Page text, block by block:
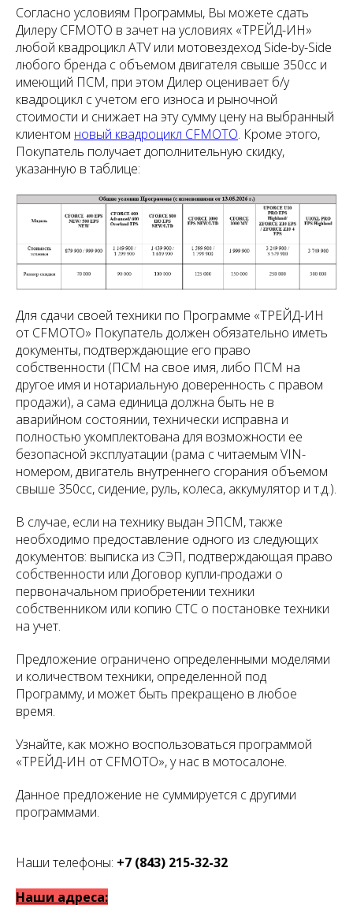
Согласно условиям Программы, Вы можете сдать
Дилеру CFMOTO в зачет на условиях «ТРЕЙД-ИН»
любой квадроцикл ATV или мотовездеход Side-by-Side
любого бренда с объемом двигателя свыше 350сс и
имеющий ПСМ, при этом Дилер оценивает б/у
квадроцикл с учетом его износа и рыночной
стоимости и снижает на эту сумму цену на выбранный
клиентом новый квадроцикл CFMOTO. Кроме этого,
Покупатель получает дополнительную скидку,
указанную в таблице:
Для сдачи своей техники по Программе «ТРЕЙД-ИН
от CFMOTO» Покупатель должен обязательно иметь
документы, подтверждающие его право
собственности (ПСМ на свое имя, либо ПСМ на
другое имя и нотариальную доверенность с правом
продажи), а сама единица должна быть не в
аварийном состоянии, технически исправна и
полностью укомплектована для возможности ее
безопасной эксплуатации (рама с читаемым VIN-
номером, двигатель внутреннего сгорания объемом
свыше 350сс, сидение, руль, колеса, аккумулятор и т.д.).
В случае, если на технику выдан ЭПСМ, также
необходимо предоставление одного из следующих
документов: выписка из СЭП, подтверждающая право
собственности или Договор купли-продажи о
первоначальном приобретении техники
собственником или копию СТС о постановке техники
на учет.
Предложение ограничено определенными моделями
и количеством техники, определенной под
Программу, и может быть прекращено в любое
время.
Узнайте, как можно воспользоваться программой
«ТРЕЙД-ИН от CFMOTO», у нас в мотосалоне.
Данное предложение не суммируется с другими
программами.
Наши телефоны: +7 (843) 215-32-32
Наши адреса: